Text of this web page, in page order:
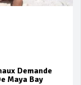
Demande
Maya Bay